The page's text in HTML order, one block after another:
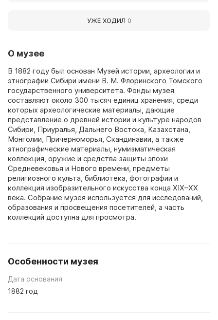
О музее
В 1882 году был основан Музей истории, археологии и
этнографии Сибири имени В. М. Флоринского Томского
государственного университета. Фонды музея
составляют около 300 тысяч единиц хранения, среди
которых археологические материалы, дающие
представление о древней истории и культуре народов
Сибири, Приуралья, Дальнего Востока, Казахстана,
Монголии, Причерноморья, Скандинавии, а также
этнографические материалы, нумизматическая
коллекция, оружие и средства защиты эпохи
Средневековья и Нового времени, предметы
религиозного культа, библиотека, фотографии и
коллекция изобразительного искусства конца XIX–XX
века. Собрание музея используется для исследований,
образования и просвещения посетителей, а часть
коллекций доступна для просмотра.
Особенности музея
Дата основания
1882 год
УЖЕ ХОДИЛ 0